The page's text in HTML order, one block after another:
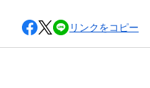
リンクをコピー